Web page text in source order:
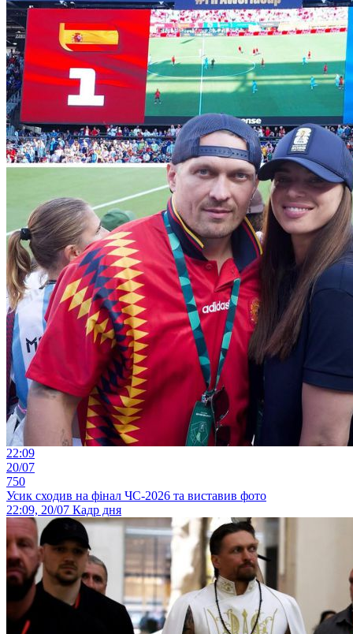
22:09
20/07
750
Усик сходив на фінал ЧС-2026 та виставив фото
22:09, 20/07 Кадр дня